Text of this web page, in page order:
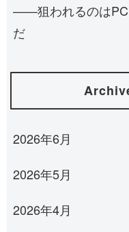
——狙われるのはPC
だ
2026年6月
2026年5月
2026年4月